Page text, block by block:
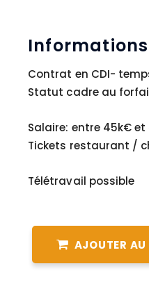
Contrat en CDI-
Statut cadre au
Salaire: entre 45k€
Tickets restaurant /
Télétravail possible
AJOUTER AU